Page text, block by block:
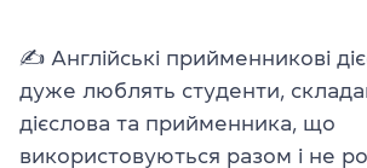
✍️ Англійські прийменникові
дуже люблять студенти,
дієслова та прийменника, що
використовуються разом і не